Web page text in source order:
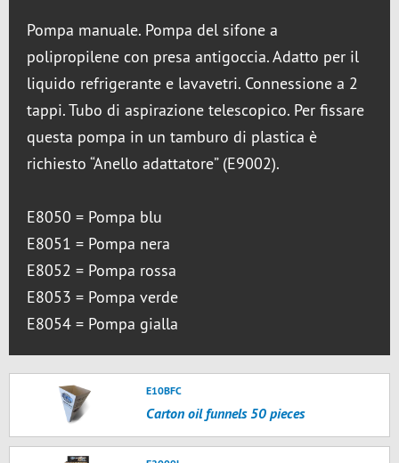
Pompa manuale. Pompa del sifone a
polipropilene con presa antigoccia. Adatto per il
liquido refrigerante e lavavetri. Connessione a 2
tappi. Tubo di aspirazione telescopico. Per fissare
questa pompa in un tamburo di plastica è
richiesto “Anello adattatore” (E9002).
E8050 = Pompa blu
E8051 = Pompa nera
E8052 = Pompa rossa
E8053 = Pompa verde
E8054 = Pompa gialla
E10BFC
Carton oil funnels 50 pieces